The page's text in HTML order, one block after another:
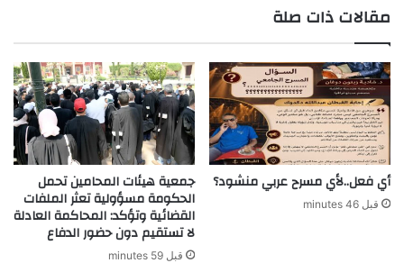
مقالات ذات صلة
أي فعل..لأي مسرح عربي منشود؟
قبل 46 minutes
جمعية هيئات المحامين تحمل
الحكومة مسؤولية تعثر الملفات
القضائية وتؤكد: المحاكمة العادلة
لا تستقيم دون حضور الدفاع
قبل 59 minutes